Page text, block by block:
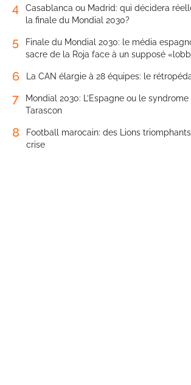
4
Casablanca ou Madrid: qui décidera
la finale du Mondial 2030?
5
Finale du Mondial 2030: le média
sacre de la Roja face à un supposé
6 La CAN élargie à 28 équipes: le
7
Mondial 2030: L’Espagne ou le
Tarascon
8
Football marocain: des Lions
crise